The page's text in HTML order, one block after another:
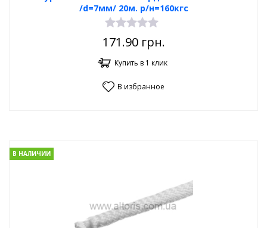
/d=7мм/ 20м. р/н=160кгс
171.90грн.
Купить в 1 клик
В избранное
В НАЛИЧИИ